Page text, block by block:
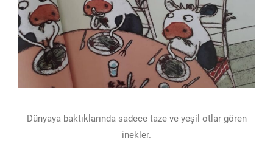
Dünyaya baktıklarında sadece taze ve yeşil otlar gören
inekler.